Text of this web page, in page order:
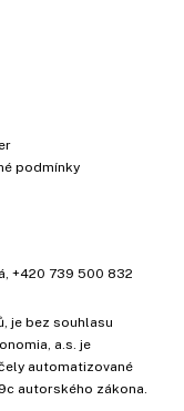
podmínky
+420 739 500 832
je bez souhlasu
a.s. je
automatizované
autorského zákona.